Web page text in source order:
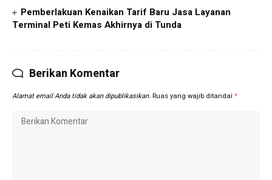
Pemberlakuan Kenaikan Tarif Baru Jasa Layanan
Terminal Peti Kemas Akhirnya di Tunda
Berikan Komentar
Alamat email Anda tidak akan dipublikasikan. Ruas yang wajib ditandai *